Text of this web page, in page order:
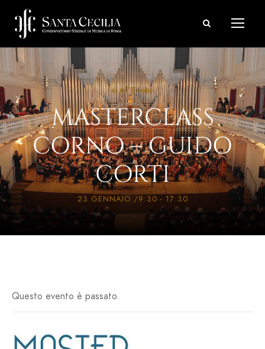
« All Eventi
MASTERCLASS
CORNO – GUIDO
CORTI
23 GENNAIO /9:30 - 17:30
Questo evento è passato.